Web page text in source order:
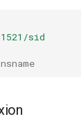
sid